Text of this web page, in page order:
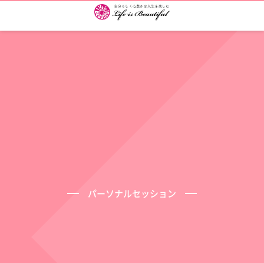
パーソナルセッション